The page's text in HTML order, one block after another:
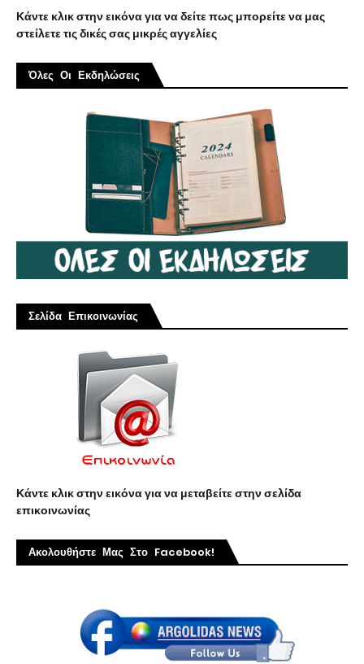
Κάντε κλικ στην εικόνα για να δείτε πως μπορείτε να μας
στείλετε τις δικές σας μικρές αγγελίες
Όλες Οι Εκδηλώσεις
Σελίδα Επικοινωνίας
Κάντε κλικ στην εικόνα για να μεταβείτε στην σελίδα
επικοινωνίας
Ακολουθήστε Μας Στο Facebook!